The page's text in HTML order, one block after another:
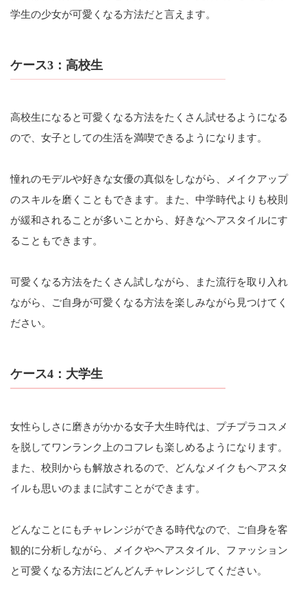
学生の少女が可愛くなる方法だと言えます。
ケース3：高校生
高校生になると可愛くなる方法をたくさん試せるようになる
ので、女子としての生活を満喫できるようになります。
憧れのモデルや好きな女優の真似をしながら、メイクアップ
のスキルを磨くこともできます。また、中学時代よりも校則
が緩和されることが多いことから、好きなヘアスタイルにす
ることもできます。
可愛くなる方法をたくさん試しながら、また流行を取り入れ
ながら、ご自身が可愛くなる方法を楽しみながら見つけてく
ださい。
ケース4：大学生
女性らしさに磨きがかかる女子大生時代は、プチプラコスメ
を脱してワンランク上のコフレも楽しめるようになります。
また、校則からも解放されるので、どんなメイクもヘアスタ
イルも思いのままに試すことができます。
どんなことにもチャレンジができる時代なので、ご自身を客
観的に分析しながら、メイクやヘアスタイル、ファッション
と可愛くなる方法にどんどんチャレンジしてください。